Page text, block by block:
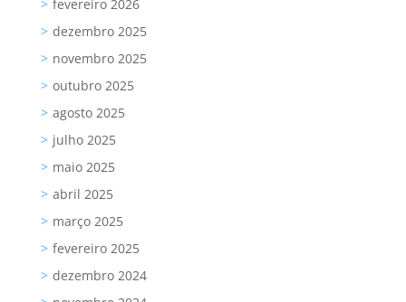
fevereiro 2026
dezembro 2025
novembro 2025
outubro 2025
agosto 2025
julho 2025
maio 2025
abril 2025
março 2025
fevereiro 2025
dezembro 2024